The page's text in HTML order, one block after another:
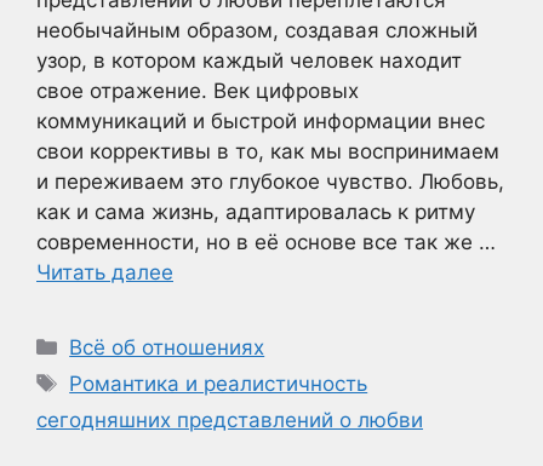
необычайным образом, создавая сложный
узор, в котором каждый человек находит
свое отражение. Век цифровых
коммуникаций и быстрой информации внес
свои коррективы в то, как мы воспринимаем
и переживаем это глубокое чувство. Любовь,
как и сама жизнь, адаптировалась к ритму
современности, но в её основе все так же …
Читать далее
Рубрики
Всё об отношениях
Метки
Романтика и реалистичность
сегодняшних представлений о любви